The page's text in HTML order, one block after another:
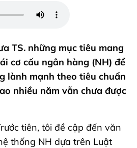
TS. những mục tiêu mang
cơ cấu ngân hàng (NH) để
lành mạnh theo tiêu chuẩn
nhiều năm vẫn chưa được
tiên, tôi đề cập đến văn
thống NH dựa trên Luật